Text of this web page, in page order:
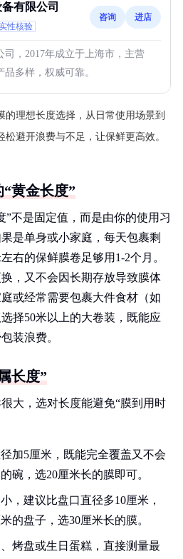
有限公司
性核验
咨询 进店
，2017年成立于上海市，主营
多样，权威可靠。
的理想长度选择，从日常使用场景到
避开浪费与不足，让保鲜更高效。
黄金长度”
”不是固定值，而是由你的使用习
是单身或小家庭，每天包裹剩
右的保鲜膜卷足够用1-2个月。
，又不会因长期存放导致膜体
或经常需要包裹大件食材（如
择50米以上的大卷装，既能应
装浪费。
长度”
大，选对长度能避免“膜到用时
径加5厘米，既能完全覆盖又不会
碗，选20厘米长的膜即可。
，建议比盘口直径多10厘米，
的盘子，选30厘米长的膜。
烤盘或生日蛋糕，直接测量最